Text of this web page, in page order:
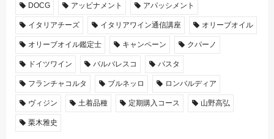
DOCG アッビナメント アパッシメント
イタリアチーズ イタリアワイン通信講座 オリーブオイル
オリーブオイル鑑定士 キャンペーン クパーノ
ドイツワイン バルバレスコ パスタ
フランチャコルタ ブルネッロ ロンバルディア
ヴィジン 土着品種 定期購入コース 山野高弘
栗木雅史